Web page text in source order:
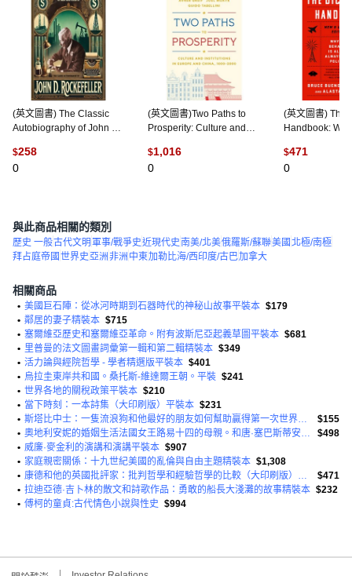
(英文圖書) The Classic
Autobiography of John D.
Reminiscences Of Men
A... 平裝版,
$258
0
(英文圖書)Two Paths to
Prosperity: Culture and
China 1000-2000 精裝版,
Princeton University
$1,016
0
(英文圖書) The
Handbook:
Always Good
版,
$471
0
與此商品相關的類別
歷史 一般古代文明軍事/戰爭史近現代史 南美/北美俄羅斯/蘇聯美國 北極/南極
拜占庭帝國 世界史亞洲 非洲 中東加勒比海/西印度/古巴加拿大
相關商品
• 美國巨石陣：從冰河時期到石器時代的神秘山故事平裝本 $179
• 鄰居的妻子精裝本 $715
• 塞爾維亞歷史和塞爾維亞革命。附有波斯尼亞起義草圖平裝本 $681
• 里普曼的法文圖畫詞彙第一輯和第二輯精裝本 $349
• 活力論與經院哲學 - 學者精選版平裝本 $401
• 烏拉圭東岸共和國。桑托斯-維達爾王朝。平裝 $241
• 世界各地的關稅政策平裝本 $210
• 當下時刻：一本詩集（大印刷版）平裝本 $231
•
斯塔比中士：一隻流浪狗和他最好的朋友如何幫助贏得第一次世界大戰並偷走一個國家的心平裝本
$155
•
奧地利安妮的婚姻生活法國女王路易十四的母親。和唐·塞巴斯蒂安·國王…
$498
• 威廉·麥金利的演講和演講平裝本 $907
• 家庭親密關係：十九世紀美國的亂倫與自由主題精裝本 $1,308
•
康德和他的英國批評家：批判哲學和經驗哲學的比較（大印刷版）平裝本
$471
• 拉迪亞德·吉卜林的散文和詩歌作品：勇敢的船長大淺灘的故事精裝本 $232
• 傅柯的童貞:古代情色小說與性史 $994